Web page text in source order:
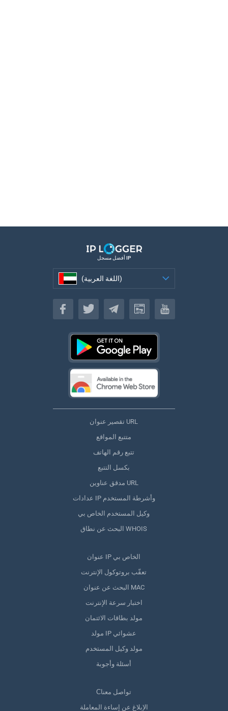
أفضل مسجل IP
(اللغة العربية)
(اللغة العربية)
تقصير عنوان URL
متتبع المواقع
تتبع رقم الهاتف
بكسل التتبع
مدقق عناوين URL
عدادات IP وأشرطة المستخدم
وكيل المستخدم الخاص بي
البحث عن نطاق WHOIS
عنوان IP الخاص بي
تعقّب بروتوكول الإنترنت
البحث عن عنوان MAC
اختبار سرعة الإنترنت
مولد بطاقات الائتمان
مولد IP عشوائي
مولد وكيل المستخدم
أسئلة وأجوبة
Сتواصل معنا
الإبلاغ عن إساءة المعاملة